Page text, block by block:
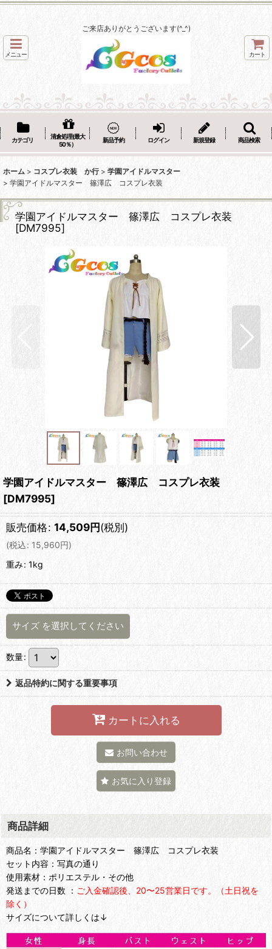
ご来店ありがとうございます(^_^)
メニュー カート
カテゴリ
清倉処理(最大
50％）
新品予約 ログイン 新規登録 商品検索
ホーム > コスプレ衣装 か行 > 学園アイドルマスター
> 学園アイドルマスター 篠澤広 コスプレ衣装
学園アイドルマスター 篠澤広 コスプレ衣装
[DM7995]
学園アイドルマスター 篠澤広 コスプレ衣装
[DM7995]
販売価格: 14,509円(税別)
(税込: 15,960円)
重み: 1kg
サイズ を選択してください
数量:
返品特約に関する重要事項
カートに入れる
お問い合わせ
お気に入り登録
商品詳細
商品名：学園アイドルマスター 篠澤広 コスプレ衣装
セット内容：写真の通り
使用素材：ポリエステル・その他
発送までの日数 ： ご入金確認後、20〜25営業日です。（土日祝を
除く）
サイズについて詳しくは↓